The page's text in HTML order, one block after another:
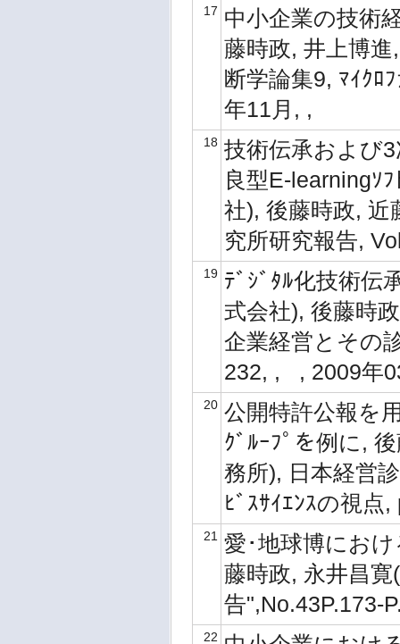
17 中小企業の技術
藤時政, 井上博
断学論集9, ﾏｲｸﾛ
年11月, ,
18 技術伝承および
良型E-learningｿ
社), 後藤時政, 近
究所研究報告,
19 ﾃﾞｼﾞﾀﾙ化技術伝
式会社), 後藤時
企業経営とその
232, , , 2009年
20 公開特許公報を
ｸﾞﾙｰﾌﾟを例に,
務所), 日本経営
ﾋﾞｽｻｲｴﾝｽの視
21
愛･地球博にお
藤時政, 永井昌
告
22